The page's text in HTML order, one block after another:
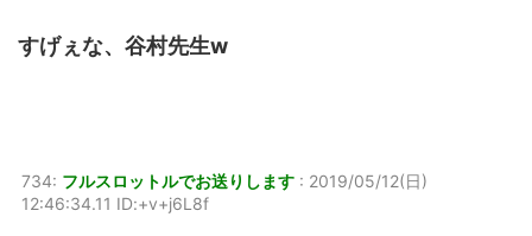
すげぇな、谷村先生w
734: フルスロットルでお送りします : 2019/05/12(日)
12:46:34.11 ID:+v+j6L8f